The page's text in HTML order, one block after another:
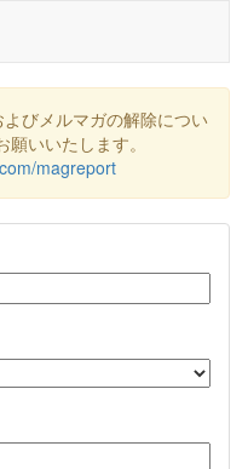
びメルマガの解除につい
いいたします。
magreport